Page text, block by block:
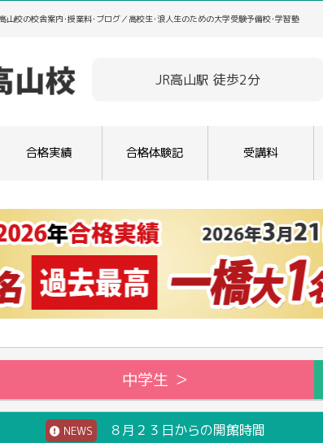
校の校舎案内･授業料･ブログ／高校生･浪人生のための大学受験予備校･学習塾
JR高山駅 徒歩2分
合格実績 合格体験記 受講料
中学生 ＞
NEWS ８月２３日からの開館時間